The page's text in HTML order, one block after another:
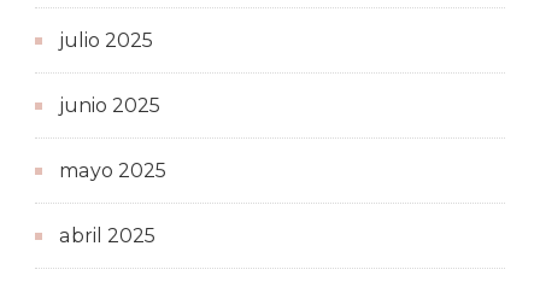
julio 2025
junio 2025
mayo 2025
abril 2025